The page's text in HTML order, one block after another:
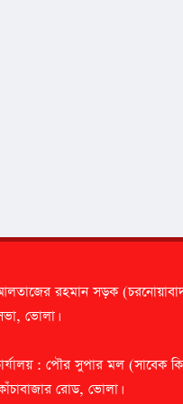
: আলতাজের রহমান সড়ক
ভোলা।
: পৌর সুপার মল (সাবেক
রোড, ভোলা।